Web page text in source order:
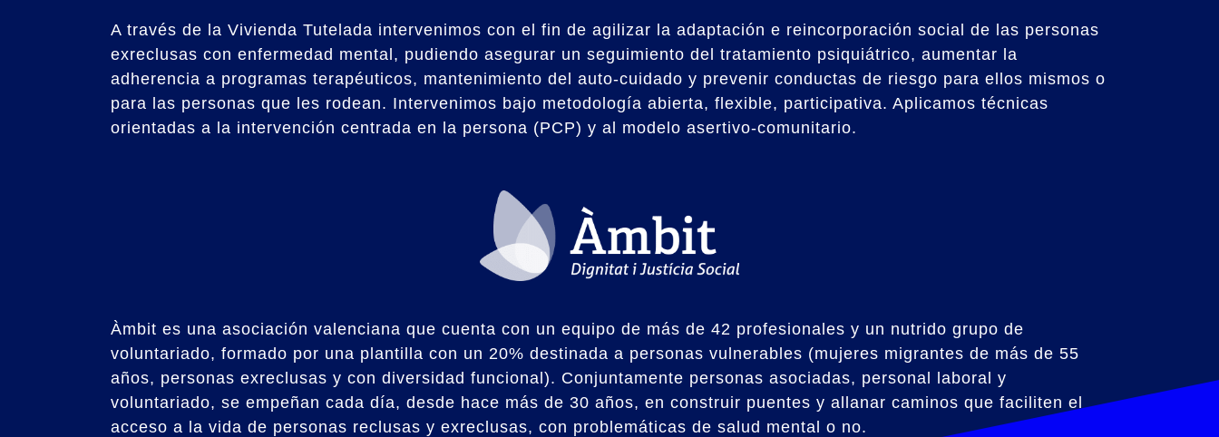
A través de la Vivienda Tutelada intervenimos con el fin de agilizar la adaptación e reincorporación social de las personas
exreclusas con enfermedad mental, pudiendo asegurar un seguimiento del tratamiento psiquiátrico, aumentar la
adherencia a programas terapéuticos, mantenimiento del auto-cuidado y prevenir conductas de riesgo para ellos mismos o
para las personas que les rodean. Intervenimos bajo metodología abierta, flexible, participativa. Aplicamos técnicas
orientadas a la intervención centrada en la persona (PCP) y al modelo asertivo-comunitario.
Àmbit es una asociación valenciana que cuenta con un equipo de más de 42 profesionales y un nutrido grupo de
voluntariado, formado por una plantilla con un 20% destinada a personas vulnerables (mujeres migrantes de más de 55
años, personas exreclusas y con diversidad funcional). Conjuntamente personas asociadas, personal laboral y
voluntariado, se empeñan cada día, desde hace más de 30 años, en construir puentes y allanar caminos que faciliten el
acceso a la vida de personas reclusas y exreclusas, con problemáticas de salud mental o no.